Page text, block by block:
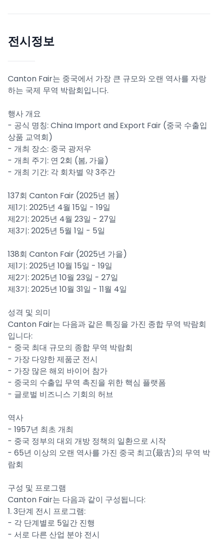
전시정보
Canton Fair는 중국에서 가장 큰 규모와 오랜 역사를 자랑
하는 국제 무역 박람회입니다.
행사 개요
- 공식 명칭: China Import and Export Fair (중국 수출입
상품 교역회)
- 개최 장소: 중국 광저우
- 개최 주기: 연 2회 (봄, 가을)
- 개최 기간: 각 회차별 약 3주간
137회 Canton Fair (2025년 봄)
제1기: 2025년 4월 15일 - 19일
제2기: 2025년 4월 23일 - 27일
제3기: 2025년 5월 1일 - 5일
138회 Canton Fair (2025년 가을)
제1기: 2025년 10월 15일 - 19일
제2기: 2025년 10월 23일 - 27일
제3기: 2025년 10월 31일 - 11월 4일
성격 및 의미
Canton Fair는 다음과 같은 특징을 가진 종합 무역 박람회
입니다:
- 중국 최대 규모의 종합 무역 박람회
- 가장 다양한 제품군 전시
- 가장 많은 해외 바이어 참가
- 중국의 수출입 무역 촉진을 위한 핵심 플랫폼
- 글로벌 비즈니스 기회의 허브
역사
- 1957년 최초 개최
- 중국 정부의 대외 개방 정책의 일환으로 시작
- 65년 이상의 오랜 역사를 가진 중국 최고(最古)의 무역 박
람회
구성 및 프로그램
Canton Fair는 다음과 같이 구성됩니다:
1. 3단계 전시 프로그램:
- 각 단계별로 5일간 진행
- 서로 다른 산업 분야 전시